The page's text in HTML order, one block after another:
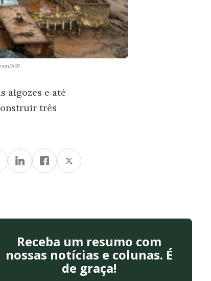
AFP
algozes e até
três
Receba um resumo com
nossas notícias e colunas. É
de graça!